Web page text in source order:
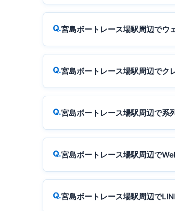
宮島ボートレース場駅周辺でウ
宮島ボートレース場駅周辺でク
宮島ボートレース場駅周辺で系
宮島ボートレース場駅周辺で
宮島ボートレース場駅周辺で